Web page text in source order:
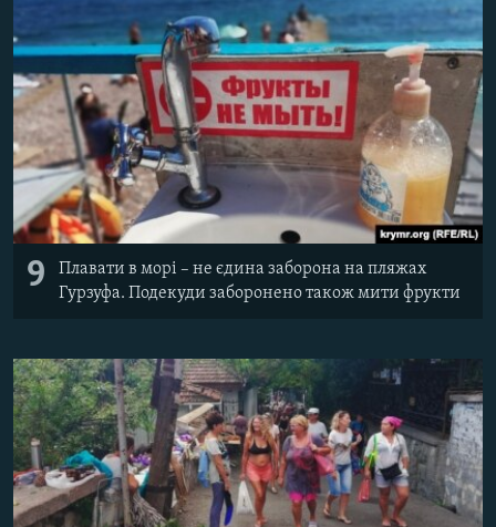
9
Плавати в морі – не єдина заборона на пляжах
Гурзуфа. Подекуди заборонено також мити фрукти